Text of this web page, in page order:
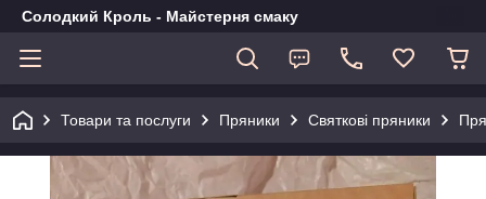
Солодкий Кроль - Майстерня смаку
Товари та послуги Пряники Святкові пряники